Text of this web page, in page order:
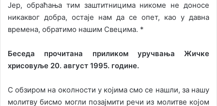
Јер, обраћања тим заштитницима никоме не доносе
никаквог добра, остаје нам да се опет, као у давна
времена, обратимо нашим Свецима. *
Беседа прочитана приликом уручвања Жичке
хрисовуље 20. август 1995. године.
С обзиром на околности у којима смо се нашли, за нашу
молитву бисмо могли позајмити речи из молитве којом